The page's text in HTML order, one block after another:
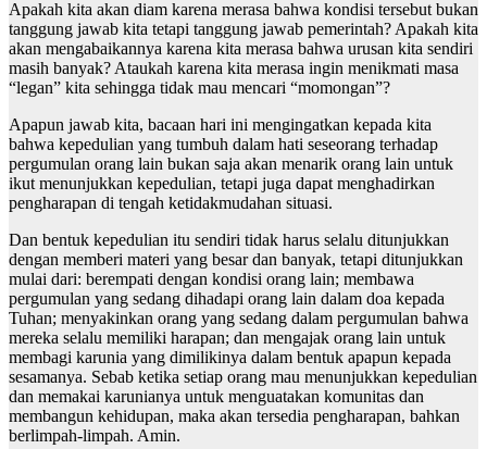
Apakah kita akan diam karena merasa bahwa kondisi tersebut bukan
tanggung jawab kita tetapi tanggung jawab pemerintah? Apakah kita
akan mengabaikannya karena kita merasa bahwa urusan kita sendiri
masih banyak? Ataukah karena kita merasa ingin menikmati masa
“legan” kita sehingga tidak mau mencari “momongan”?
Apapun jawab kita, bacaan hari ini mengingatkan kepada kita
bahwa kepedulian yang tumbuh dalam hati seseorang terhadap
pergumulan orang lain bukan saja akan menarik orang lain untuk
ikut menunjukkan kepedulian, tetapi juga dapat menghadirkan
pengharapan di tengah ketidakmudahan situasi.
Dan bentuk kepedulian itu sendiri tidak harus selalu ditunjukkan
dengan memberi materi yang besar dan banyak, tetapi ditunjukkan
mulai dari: berempati dengan kondisi orang lain; membawa
pergumulan yang sedang dihadapi orang lain dalam doa kepada
Tuhan; menyakinkan orang yang sedang dalam pergumulan bahwa
mereka selalu memiliki harapan; dan mengajak orang lain untuk
membagi karunia yang dimilikinya dalam bentuk apapun kepada
sesamanya. Sebab ketika setiap orang mau menunjukkan kepedulian
dan memakai karunianya untuk menguatakan komunitas dan
membangun kehidupan, maka akan tersedia pengharapan, bahkan
berlimpah-limpah. Amin.